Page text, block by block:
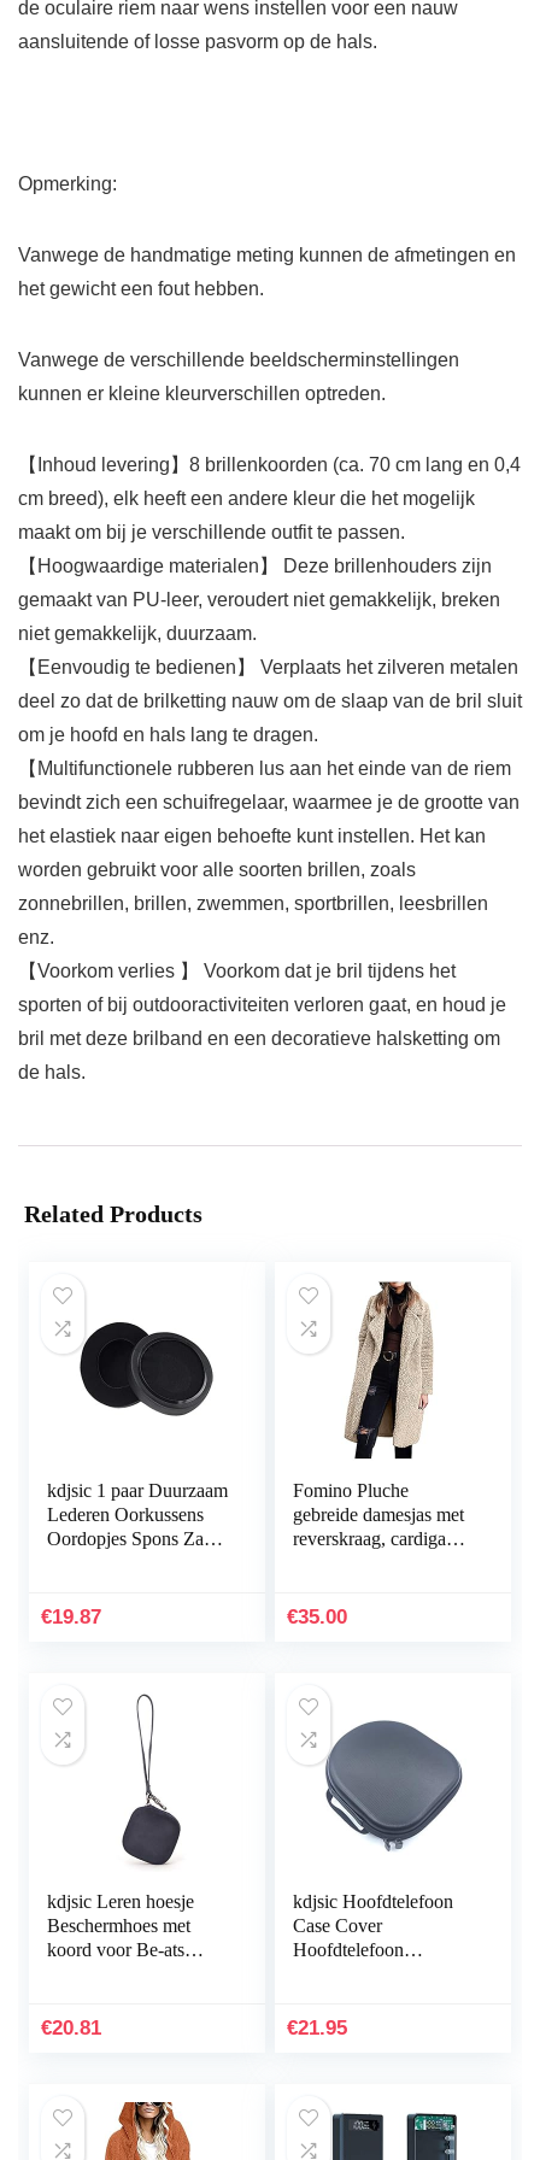
de oculaire riem naar wens instellen voor een nauw
aansluitende of losse pasvorm op de hals.
Opmerking:
Vanwege de handmatige meting kunnen de afmetingen en
het gewicht een fout hebben.
Vanwege de verschillende beeldscherminstellingen
kunnen er kleine kleurverschillen optreden.
【Inhoud levering】8 brillenkoorden (ca. 70 cm lang en 0,4
cm breed), elk heeft een andere kleur die het mogelijk
maakt om bij je verschillende outfit te passen.
【Hoogwaardige materialen】 Deze brillenhouders zijn
gemaakt van PU-leer, veroudert niet gemakkelijk, breken
niet gemakkelijk, duurzaam.
【Eenvoudig te bedienen】 Verplaats het zilveren metalen
deel zo dat de brilketting nauw om de slaap van de bril sluit
om je hoofd en hals lang te dragen.
【Multifunctionele rubberen lus aan het einde van de riem
bevindt zich een schuifregelaar, waarmee je de grootte van
het elastiek naar eigen behoefte kunt instellen. Het kan
worden gebruikt voor alle soorten brillen, zoals
zonnebrillen, brillen, zwemmen, sportbrillen, leesbrillen
enz.
【Voorkom verlies 】 Voorkom dat je bril tijdens het
sporten of bij outdooractiviteiten verloren gaat, en houd je
bril met deze brilband en een decoratieve halsketting om
de hals.
Related Products
kdjsic 1 paar Duurzaam
Lederen Oorkussens
Oordopjes Spons Zacht
voor Razer Nari
€19.87
Fomino Pluche
gebreide damesjas met
reverskraag, cardigan,
dubbelzijdig
€35.00
kdjsic Leren hoesje
Beschermhoes met
koord voor Be-ats
hoofdtelefoon
€20.81
kdjsic Hoofdtelefoon
Case Cover
Hoofdtelefoon
Oortelefoon Cover
€21.95